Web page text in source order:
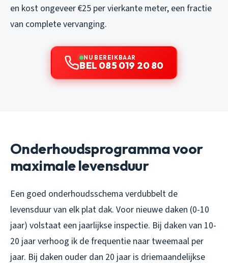
en kost ongeveer €25 per vierkante meter, een fractie
van complete vervanging.
NU BEREIKBAAR
BEL 085 019 20 80
Onderhoudsprogramma voor
maximale levensduur
Een goed onderhoudsschema verdubbelt de
levensduur van elk plat dak. Voor nieuwe daken (0-10
jaar) volstaat een jaarlijkse inspectie. Bij daken van 10-
20 jaar verhoog ik de frequentie naar tweemaal per
jaar. Bij daken ouder dan 20 jaar is driemaandelijkse